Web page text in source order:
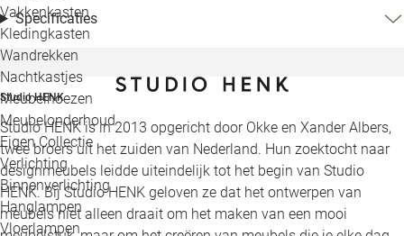
Vakkenkasten
Kledingkasten
Wandrekken
Nachtkastjes
Meubelhoezen
Meubelonderhoud
Eigen Collectie
Verlichting
Binnenverlichting
Hanglampen
Vloerlampen
Specificaties
Studio HENK
Studio HENK is in 2013 opgericht door Okke en Xander Albers,
twee broers uit het zuiden van Nederland. Hun zoektocht naar
designmeubels leidde uiteindelijk tot het begin van Studio
HENK. Bij Studio HENK geloven ze dat het ontwerpen van
meubels niet alleen draait om het maken van een mooi